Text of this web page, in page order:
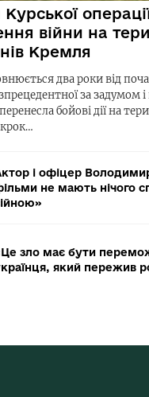
війни на
Кремля
два роки від
за задумом
бойові дії на
і офіцер
не мають нічого
зло має бути
який пережив